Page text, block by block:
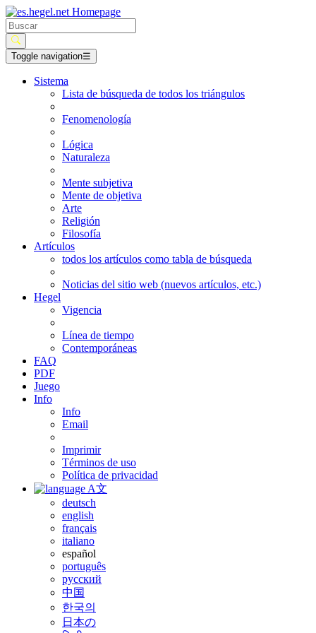
Toggle navigation☰
Sistema
Lista de búsqueda de todos los triángulos
Fenomenología
Lógica
Naturaleza
Mente subjetiva
Mente de objetiva
Arte
Religión
Filosofía
Artículos
todos los artículos como tabla de búsqueda
Noticias del sitio web (nuevos artículos, etc.)
Hegel
Vigencia
Línea de tiempo
Contemporáneas
FAQ
PDF
Juego
Info
Info
Email
Imprimir
Términos de uso
Política de privacidad
A文
deutsch
english
français
italiano
español
português
русский
中国
한국의
日本の